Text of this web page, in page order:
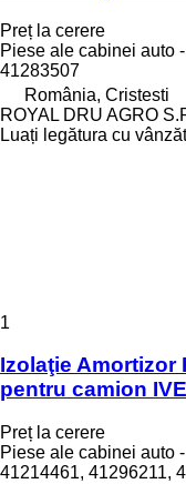
Preț la cerere
Piese ale cabinei auto
41283507
România, Cristesti
ROYAL DRU AGRO
Luați legătura cu
1
Izolaţie Amortizor
pentru camion
Preț la cerere
Piese ale cabinei auto
41214461, 41296211,